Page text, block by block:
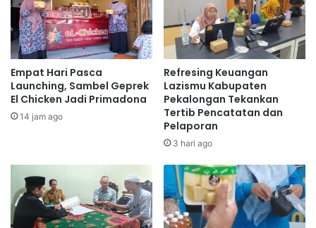
Empat Hari Pasca
Launching, Sambel Geprek
El Chicken Jadi Primadona
14 jam ago
Refresing Keuangan
Lazismu Kabupaten
Pekalongan Tekankan
Tertib Pencatatan dan
Pelaporan
3 hari ago